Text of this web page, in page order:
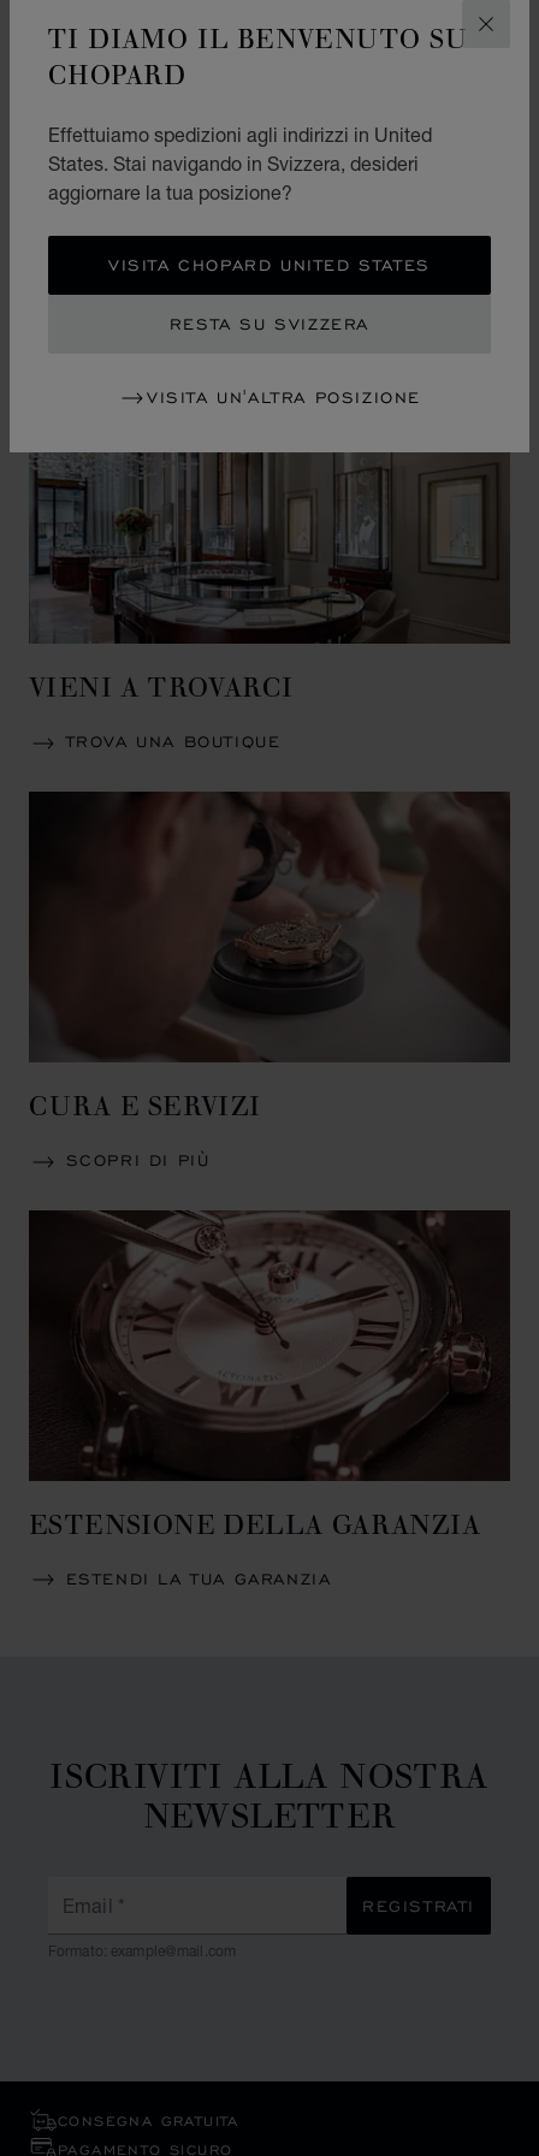
TI DIAMO IL BENVENUTO SU
CHOPARD
Effettuiamo spedizioni agli indirizzi in United
States. Stai navigando in Svizzera, desideri
aggiornare la tua posizione?
VISITA CHOPARD UNITED STATES
RESTA SU SVIZZERA
VISITA UN'ALTRA POSIZIONE
BOUTIQUE
Desideri visitare le nostre boutique o i rivenditori
appuntamento.
PRENOTA UN APPUNTAMENTO
VIENI A TROVARCI
TROVA UNA BOUTIQUE
CURA E SERVIZI
SCOPRI DI PIÙ
ESTENSIONE DELLA GARANZIA
ESTENDI LA TUA GARANZIA
ISCRIVITI ALLA NOSTRA
NEWSLETTER
Email *
Formato: example@mail.com
REGISTRATI
CONSEGNA GRATUITA
PAGAMENTO SICURO